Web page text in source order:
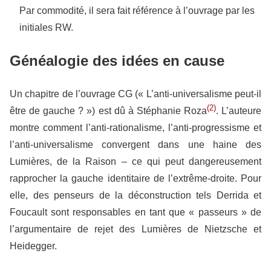
Par commodité, il sera fait référence à l’ouvrage par les
initiales RW.
Généalogie des idées en cause
Un chapitre de l’ouvrage CG (« L’anti-universalisme peut-il
être de gauche ? ») est dû à Stéphanie Roza(2). L’auteure
montre comment l’anti-rationalisme, l’anti-progressisme et
l’anti-universalisme convergent dans une haine des
Lumières, de la Raison – ce qui peut dangereusement
rapprocher la gauche identitaire de l’extrême-droite. Pour
elle, des penseurs de la déconstruction tels Derrida et
Foucault sont responsables en tant que « passeurs » de
l’argumentaire de rejet des Lumières de Nietzsche et
Heidegger.